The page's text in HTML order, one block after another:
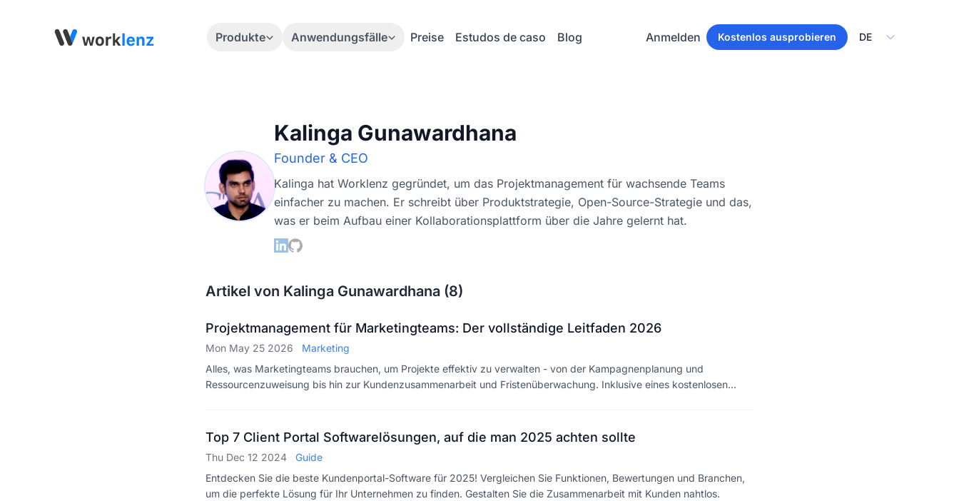
Produkte Anwendungsfälle Preise Estudos de caso Blog Anmelden Kostenlos ausprobieren Select Language
Kalinga Gunawardhana
Founder & CEO
Kalinga hat Worklenz gegründet, um das Projektmanagement für wachsende Teams
einfacher zu machen. Er schreibt über Produktstrategie, Open-Source-Strategie und das,
was er beim Aufbau einer Kollaborationsplattform über die Jahre gelernt hat.
Artikel von Kalinga Gunawardhana (8)
Projektmanagement für Marketingteams: Der vollständige Leitfaden 2026
Mon May 25 2026
Marketing
Alles, was Marketingteams brauchen, um Projekte effektiv zu verwalten - von der Kampagnenplanung und
Ressourcenzuweisung bis hin zur Kundenzusammenarbeit und Fristenüberwachung. Inklusive eines kostenlosen
Top 7 Client Portal Softwarelösungen, auf die man 2025 achten sollte
Thu Dec 12 2024
Guide
Entdecken Sie die beste Kundenportal-Software für 2025! Vergleichen Sie Funktionen, Bewertungen und Branchen,
um die perfekte Lösung für Ihr Unternehmen zu finden. Gestalten Sie die Zusammenarbeit mit Kunden nahtlos.